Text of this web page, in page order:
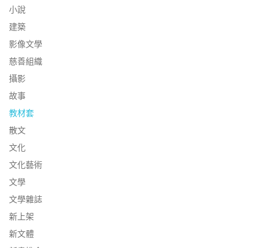
小說
建築
影像文學
慈善組織
攝影
故事
教材套
散文
文化
文化藝術
文學
文學雜誌
新上架
新文體